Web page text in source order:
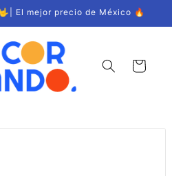
El mejor precio de México 🔥
Carrito